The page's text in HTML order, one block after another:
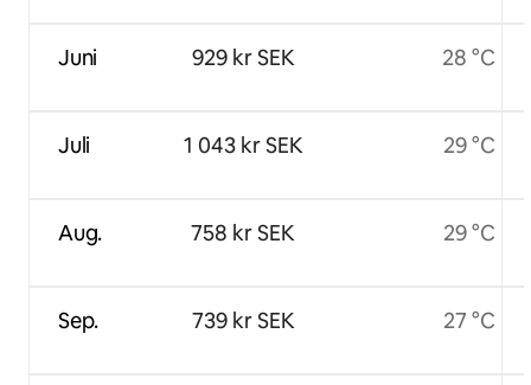
Juni
Juli
Aug.
Sep.
929 kr SEK
1 043 kr SEK
758 kr SEK
739 kr SEK
28 °C
29 °C
29 °C
27 °C